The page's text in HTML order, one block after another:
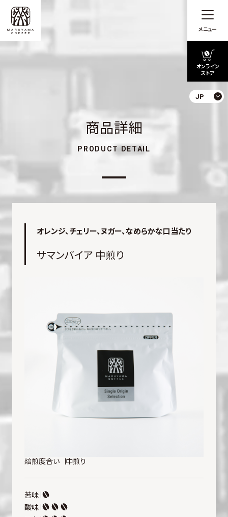
メニュー
オンライン
ストア
JP
商品詳細
PRODUCT DETAIL
オレンジ、チェリー、ヌガー、なめらかな口当たり
サマンバイア 中煎り
焙煎度合い 中煎り
苦味
酸味